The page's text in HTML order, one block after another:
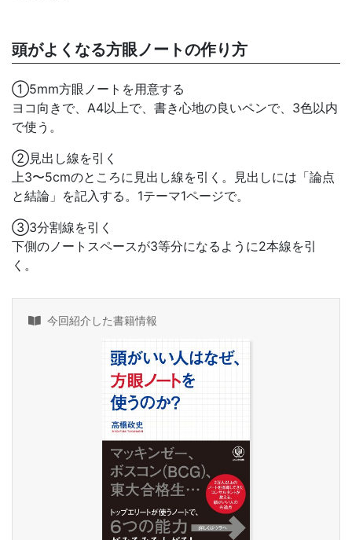
頭がよくなる方眼ノートの作り方
①5mm方眼ノートを用意する
ヨコ向きで、A4以上で、書き心地の良いペンで、3色以内
で使う。
②見出し線を引く
上3〜5cmのところに見出し線を引く。見出しには「論点
と結論」を記入する。1テーマ1ページで。
③3分割線を引く
下側のノートスペースが3等分になるように2本線を引
く。
今回紹介した書籍情報